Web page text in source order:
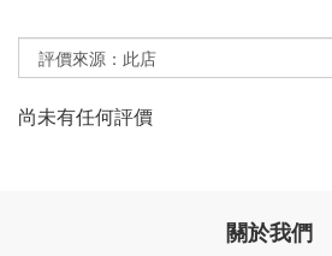
尚未有任何評價
關於我們